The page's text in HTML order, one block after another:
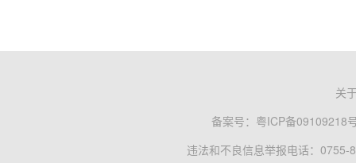
关
备案号： 粤ICP备09109218
违法和不良信息举报电话：0755-